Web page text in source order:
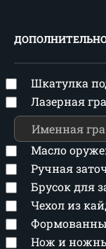
Шкатулка
Лазерная
Масло
Ручная
Брусок для
Чехол из
Нож и